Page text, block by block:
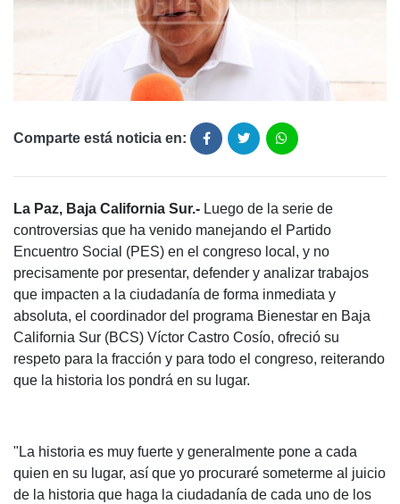
Comparte está noticia en:
La Paz, Baja California Sur.- Luego de la serie de
controversias que ha venido manejando el Partido
Encuentro Social (PES) en el congreso local, y no
precisamente por presentar, defender y analizar trabajos
que impacten a la ciudadanía de forma inmediata y
absoluta, el coordinador del programa Bienestar en Baja
California Sur (BCS) Víctor Castro Cosío, ofreció su
respeto para la fracción y para todo el congreso, reiterando
que la historia los pondrá en su lugar.
"La historia es muy fuerte y generalmente pone a cada
quien en su lugar, así que yo procuraré someterme al juicio
de la historia que haga la ciudadanía de cada uno de los